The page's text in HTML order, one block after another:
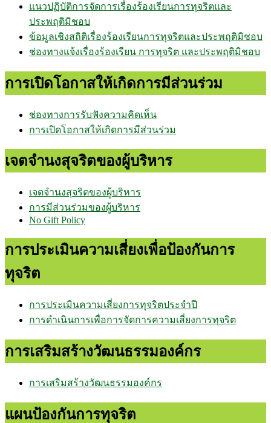
แนวปฏิบัติการจัดการเรื่องร้องเรียนการทุจริตและ
ประพฤติมิชอบ
ข้อมูลเชิงสถิติเรื่องร้องเรียนการทุจริตและประพฤติมิชอบ
ช่องทางแจ้งเรื่องร้องเรียน การทุจริต และประพฤติมิชอบ
การเปิดโอกาสให้เกิดการมีส่วนร่วม
ช่องทางการรับฟังความคิดเห็น
การเปิดโอกาสให้เกิดการมีส่วนร่วม
เจตจำนงสุจริตของผู้บริหาร
เจตจำนงสุจริตของผู้บริหาร
การมีส่วนร่วมของผู้บริหาร
No Gift Policy
การประเมินความเสี่ยงเพื่อป้องกันการ
ทุจริต
การประเมินความเสี่ยงการทุจริตประจำปี
การดำเนินการเพื่อการจัดการความเสี่ยงการทุจริต
การเสริมสร้างวัฒนธรรมองค์กร
การเสริมสร้างวัฒนธรรมองค์กร
แผนป้องกันการทุจริต